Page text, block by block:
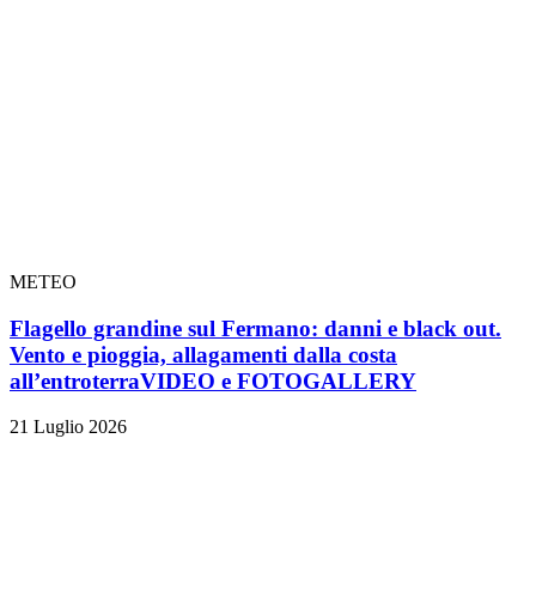
METEO
Flagello grandine sul Fermano: danni e black out.
Vento e pioggia, allagamenti dalla costa
all’entroterraVIDEO e FOTOGALLERY
21 Luglio 2026